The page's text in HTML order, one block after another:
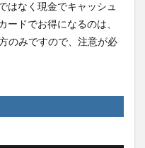
はなく現金でキャッシュ
ドでお得になるのは、
のみですので、注意が必